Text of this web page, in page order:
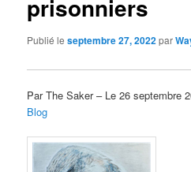
prisonniers
Publié leseptembre 27, 2022par
Par The Saker – Le 26 septembre
Blog